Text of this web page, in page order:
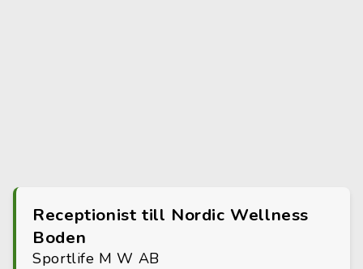
Receptionist till Nordic Wellness
Boden
Sportlife M W AB